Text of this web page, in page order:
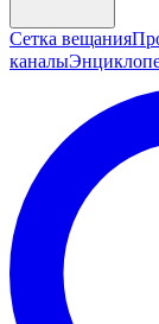
Сетка вещания
каналы